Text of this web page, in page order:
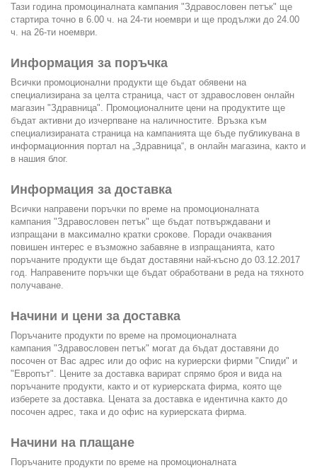
Тази година промоциналната кампания "Здравословен петък" ще
стартира точно в 6.00 ч. на 24-ти ноември и ще продължи до 24.00
ч. на 26-ти ноември.
Информация за поръчка
Всички промоционални продукти ще бъдат обявени на
специализирана за целта страница, част от здравословен онлайн
магазин "Здравница". Промоционалните цени на продуктите ще
бъдат активни до изчерпване на наличностите. Връзка към
специализираната страница на кампанията ще бъде публикувана в
информационния портал на „Здравница“ , в онлайн магазина , както и
в нашия блог.
Информация за доставка
Всички направени поръчки по време на промоционалната
кампания "Здравословен петък" ще бъдат потвърждавани и
изпращани в максимално кратки срокове. Поради очаквания
повишен интерес е възможно забавяне в изпращанията, като
поръчаните продукти ще бъдат доставяни най-късно до 03.12.2017
год. Направените поръчки ще бъдат обработвани в реда на тяхното
получаване.
Начини и цени за доставка
Поръчаните продукти по време на промоционалната
кампания "Здравословен петък" могат да бъдат доставяни до
посочен от Вас адрес или до офис на куриерски фирми "Спиди" и
"Европът". Цените за доставка варират спрямо броя и вида на
поръчаните продукти, както и от куриерската фирма, която ще
изберете за доставка. Цената за доставка е идентична както до
посочен адрес, така и до офис на куриерската фирма.
Начини на плащане
Поръчаните продукти по време на промоционалната